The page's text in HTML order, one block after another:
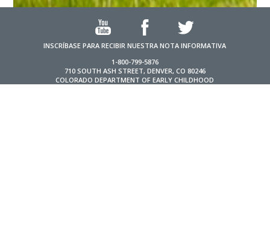
INSCRÍBASE PARA RECIBIR NUESTRA NOTA INFORMATIVA
1-800-799-5876
710 SOUTH ASH STREET, DENVER, CO 80246
COLORADO DEPARTMENT OF EARLY CHILDHOOD